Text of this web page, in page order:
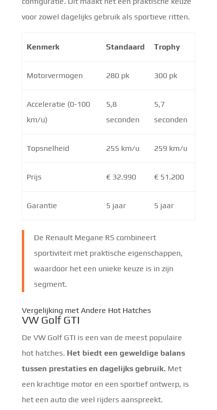
voor zowel dagelijks gebruik als sportieve ritten.
Kenmerk Standaard Trophy
Motorvermogen 280 pk 300 pk
Acceleratie (0-100
km/u)
5,8
seconden
5,7
seconden
Topsnelheid 255 km/u 259 km/u
Prijs € 32.990 € 51.200
Garantie 5 jaar 5 jaar
De Renault Megane RS combineert
sportiviteit met praktische eigenschappen,
waardoor het een unieke keuze is in zijn
segment.
Vergelijking met Andere Hot Hatches
VW Golf GTI
De VW Golf GTI is een van de meest populaire
hot hatches. Het biedt een geweldige balans
tussen prestaties en dagelijks gebruik.Met
een krachtige motor en een sportief ontwerp, is
het een auto die veel rijders aanspreekt.